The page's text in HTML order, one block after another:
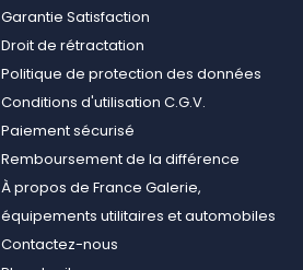
Garantie Satisfaction
Droit de rétractation
Politique de protection des données
Conditions d'utilisation C.G.V.
Paiement sécurisé
Remboursement de la différence
À propos de France Galerie,
équipements utilitaires et automobiles
Contactez-nous